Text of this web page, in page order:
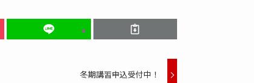
冬期講習申込受付中！